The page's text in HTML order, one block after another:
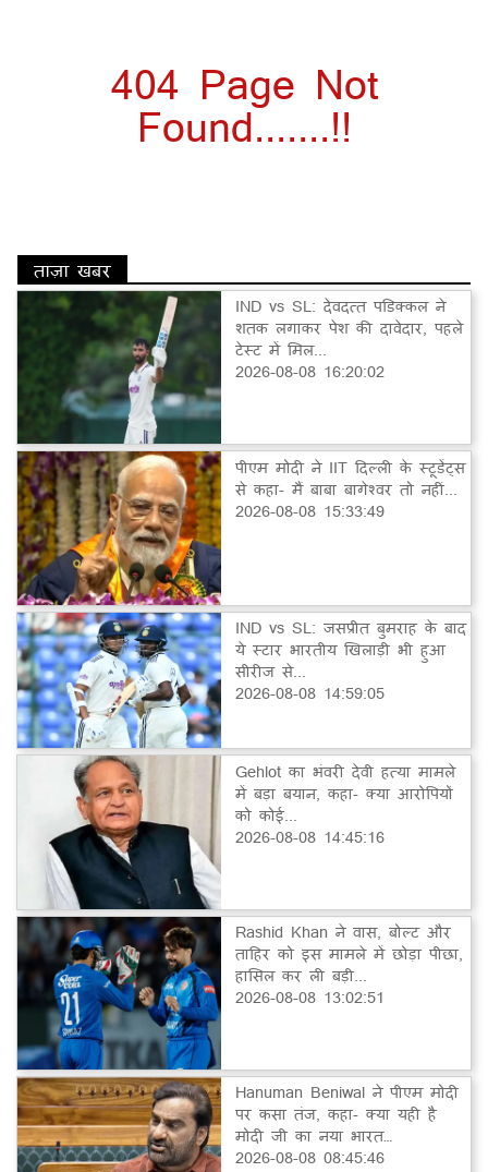
404 Page Not
Found.......!!
ताज़ा खबर
IND vs SL: देवदत्त पडिक्कल ने
शतक लगाकर पेश की दावेदार, पहले
टेस्ट में मिल...
2026-08-08 16:20:02
पीएम मोदी ने IIT दिल्ली के स्टूडेंट्स
से कहा- मैं बाबा बागेश्वर तो नहीं...
2026-08-08 15:33:49
IND vs SL: जसप्रीत बुमराह के बाद
ये स्टार भारतीय खिलाड़ी भी हुआ
सीरीज से...
2026-08-08 14:59:05
Gehlot का भंवरी देवी हत्या मामले
में बड़ा बयान, कहा- क्या आरोपियों
को कोई...
2026-08-08 14:45:16
Rashid Khan ने वास, बोल्ट और
ताहिर को इस मामले में छोड़ा पीछा,
हासिल कर ली बड़ी...
2026-08-08 13:02:51
Hanuman Beniwal ने पीएम मोदी
पर कसा तंज, कहा- क्या यही है
मोदी जी का नया भारत…
2026-08-08 08:45:46